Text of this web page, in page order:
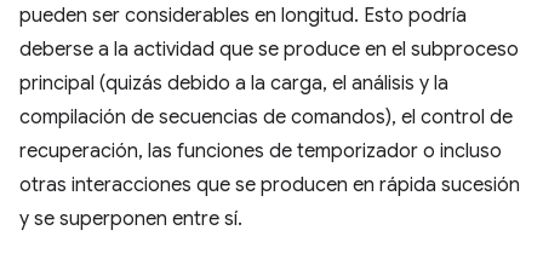
pueden ser considerables en longitud. Esto podría
deberse a la actividad que se produce en el subproceso
principal (quizás debido a la carga, el análisis y la
compilación de secuencias de comandos), el control de
recuperación, las funciones de temporizador o incluso
otras interacciones que se producen en rápida sucesión
y se superponen entre sí.